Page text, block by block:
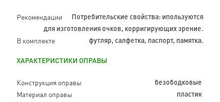
Рекомендации
Потребительские свойства: ипользуются
для изготовления очков, корригирующих зрение.
В комплекте футляр, салфетка, паспорт, памятка.
ХАРАКТЕРИСТИКИ ОПРАВЫ
Конструкция оправы безободковые
Материал оправы пластик